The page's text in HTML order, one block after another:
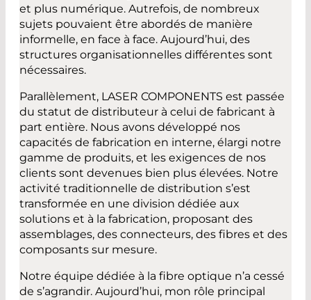
et plus numérique. Autrefois, de nombreux
sujets pouvaient être abordés de manière
informelle, en face à face. Aujourd’hui, des
structures organisationnelles différentes sont
nécessaires.
Parallèlement, LASER COMPONENTS est passée
du statut de distributeur à celui de fabricant à
part entière. Nous avons développé nos
capacités de fabrication en interne, élargi notre
gamme de produits, et les exigences de nos
clients sont devenues bien plus élevées. Notre
activité traditionnelle de distribution s’est
transformée en une division dédiée aux
solutions et à la fabrication, proposant des
assemblages, des connecteurs, des fibres et des
composants sur mesure.
Notre équipe dédiée à la fibre optique n’a cessé
de s’agrandir. Aujourd’hui, mon rôle principal